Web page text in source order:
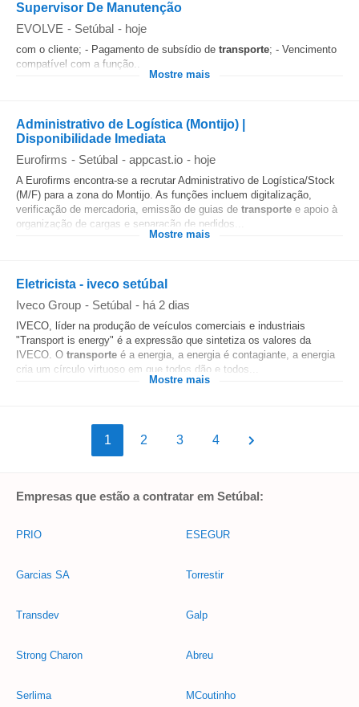
Supervisor De Manutenção
EVOLVE - Setúbal - hoje
com o cliente; - Pagamento de subsídio de transporte; - Vencimento
compatível com a função....
Mostre mais
Administrativo de Logística (Montijo) |
Disponibilidade Imediata
Eurofirms - Setúbal - appcast.io - hoje
A Eurofirms encontra-se a recrutar Administrativo de Logística/Stock
(M/F) para a zona do Montijo. As funções incluem digitalização,
verificação de mercadoria, emissão de guias de transporte e apoio à
organização de cargas e separação de pedidos...
Mostre mais
Eletricista - iveco setúbal
Iveco Group - Setúbal - há 2 dias
IVECO, líder na produção de veículos comerciais e industriais
"Transport is energy" é a expressão que sintetiza os valores da
IVECO. O transporte é a energia, a energia é contagiante, a energia
cria um círculo virtuoso em que todos dão e todos...
Mostre mais
1 2 3 4
Empresas que estão a contratar em Setúbal:
PRIO
Garcias SA
Transdev
Strong Charon
Serlima
ESEGUR
Torrestir
Galp
Abreu
MCoutinho